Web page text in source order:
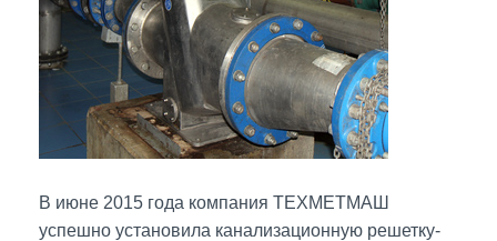
В июне 2015 года компания ТЕХМЕТМАШ
успешно установила канализационную решетку-